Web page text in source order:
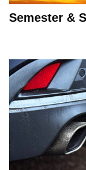
Semester &